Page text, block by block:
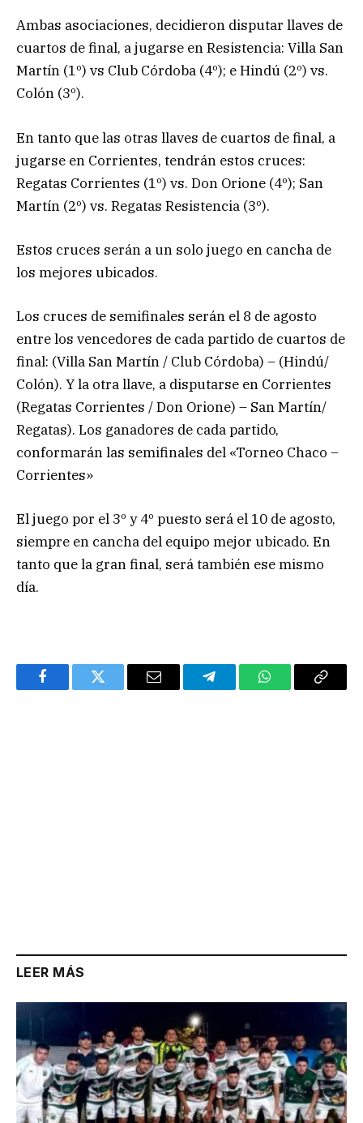
Ambas asociaciones, decidieron disputar llaves de
cuartos de final, a jugarse en Resistencia: Villa San
Martín (1º) vs Club Córdoba (4º); e Hindú (2º) vs.
Colón (3º).
En tanto que las otras llaves de cuartos de final, a
jugarse en Corrientes, tendrán estos cruces:
Regatas Corrientes (1º) vs. Don Orione (4º); San
Martín (2º) vs. Regatas Resistencia (3º).
Estos cruces serán a un solo juego en cancha de
los mejores ubicados.
Los cruces de semifinales serán el 8 de agosto
entre los vencedores de cada partido de cuartos de
final: (Villa San Martín / Club Córdoba) – (Hindú/
Colón). Y la otra llave, a disputarse en Corrientes
(Regatas Corrientes / Don Orione) – San Martín/
Regatas). Los ganadores de cada partido,
conformarán las semifinales del «Torneo Chaco –
Corrientes»
El juego por el 3º y 4º puesto será el 10 de agosto,
siempre en cancha del equipo mejor ubicado. En
tanto que la gran final, será también ese mismo
día.
FacebookTwitter Email TelegramWhatsAppCopy
LEER MÁS